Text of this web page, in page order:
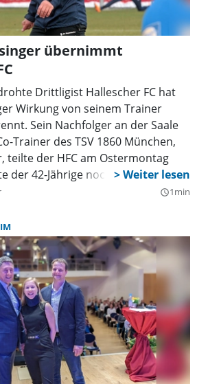
übernimmt
Drittligist Hallescher FC hat
Wirkung von seinem Trainer
Sein Nachfolger an der Saale
Trainer des TSV 1860 München,
teilte der HFC am Ostermontag
der 42-Jährige noch auf der
Konkurrenten von der Isarquery_builder1min